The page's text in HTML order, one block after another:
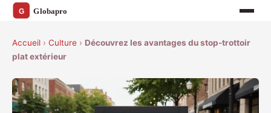
Accueil › Culture › Découvrez les avantages du stop-trottoir
plat extérieur